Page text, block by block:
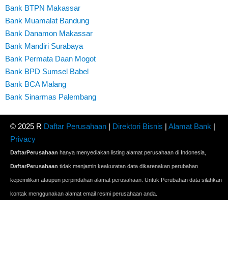
Bank BTPN Makassar
Bank Muamalat Bandung
Bank Danamon Makassar
Bank Mandiri Surabaya
Bank Permata Daan Mogot
Bank BPD Sumsel Babel
Bank BCA Malang
Bank Sinarmas Palembang
© 2025 R Daftar Perusahaan | Direktori Bisnis | Alamat Bank |
Privacy
DaftarPerusahaan hanya menyediakan listing alamat perusahaan di Indonesia,
DaftarPerusahaan tidak menjamin keakuratan data dikarenakan perubahan
kepemilikan ataupun perpindahan alamat perusahaan. Untuk Perubahan data silahkan
kontak menggunakan alamat email resmi perusahaan anda.